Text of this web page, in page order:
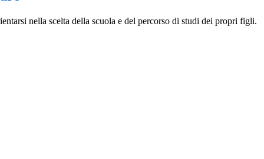
nella scelta della scuola e del percorso di studi dei propri figli.